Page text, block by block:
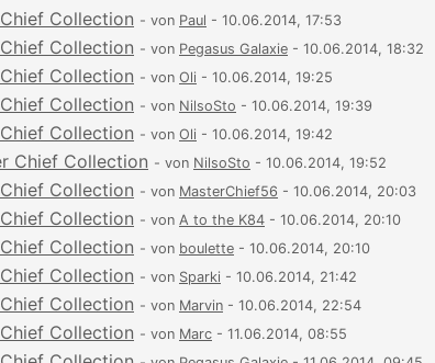
Collection - von Paul - 10.06.2014, 17:53
Collection - von Pegasus Galaxie - 10.06.2014, 18:32
Collection - von Oli - 10.06.2014, 19:25
Collection - von NilsoSto - 10.06.2014, 19:39
Collection - von Oli - 10.06.2014, 19:42
Chief Collection - von NilsoSto - 10.06.2014, 19:52
Collection - von MasterChief56 - 10.06.2014, 20:03
Collection - von A to the K84 - 10.06.2014, 20:10
Collection - von boulette - 10.06.2014, 20:10
Collection - von Sparki - 10.06.2014, 21:42
Collection - von Marvin - 10.06.2014, 22:54
Collection - von Marc - 11.06.2014, 08:55